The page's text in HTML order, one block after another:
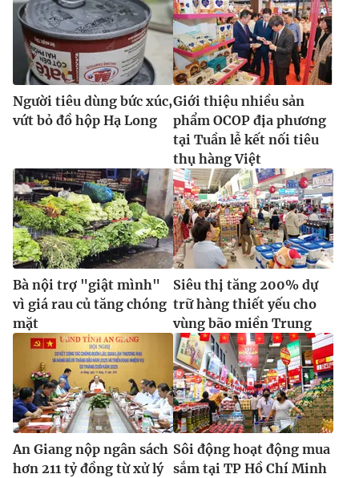
Người tiêu dùng bức xúc,
vứt bỏ đồ hộp Hạ Long
Giới thiệu nhiều sản
phẩm OCOP địa phương
tại Tuần lễ kết nối tiêu
thụ hàng Việt
Bà nội trợ "giật mình"
vì giá rau củ tăng chóng
mặt
Siêu thị tăng 200% dự
trữ hàng thiết yếu cho
vùng bão miền Trung
An Giang nộp ngân sách
hơn 211 tỷ đồng từ xử lý
Sôi động hoạt động mua
sắm tại TP Hồ Chí Minh